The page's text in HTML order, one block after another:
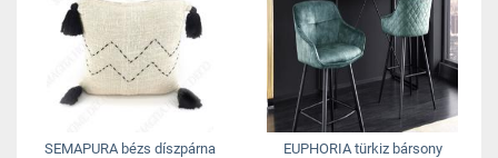
SEMAPURA bézs díszpárna
EUPHORIA türkiz bársony